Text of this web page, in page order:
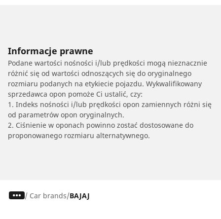
Informacje prawne
Podane wartości nośności i/lub prędkości mogą nieznacznie
różnić się od wartości odnoszących się do oryginalnego
rozmiaru podanych na etykiecie pojazdu. Wykwalifikowany
sprzedawca opon pomoże Ci ustalić, czy:
1. Indeks nośności i/lub prędkości opon zamiennych różni się
od parametrów opon oryginalnych.
2. Ciśnienie w oponach powinno zostać dostosowane do
proponowanego rozmiaru alternatywnego.
/ Car brands BAJAJ